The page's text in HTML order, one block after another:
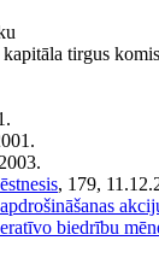
tirgus
, 179,
biedrību